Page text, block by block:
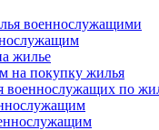
военнослужащими
жилье
на покупку жилья
военнослужащих по